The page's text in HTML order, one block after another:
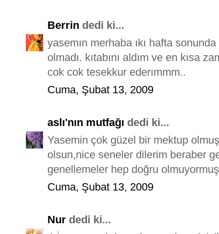
Berrin dedi ki...
yasemın merhaba ıkı hafta
olmadı. kıtabını aldım ve en kısa
cok cok tesekkur ederımmm..
Cuma, Şubat 13, 2009
aslı'nın mutfağı dedi ki...
Yasemin çok güzel bir mektup
olsun,nice seneler dilerim beraber
genellemeler hep doğru
Cuma, Şubat 13, 2009
Nur dedi ki...